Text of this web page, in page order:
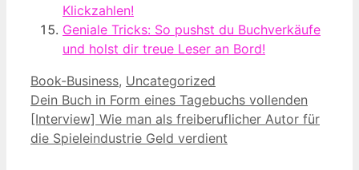
Klickzahlen!
Geniale Tricks: So pushst du Buchverkäufe
und holst dir treue Leser an Bord!
Kategorien
Book-Business, Uncategorized
Dein Buch in Form eines Tagebuchs vollenden
[Interview] Wie man als freiberuflicher Autor für
die Spieleindustrie Geld verdient